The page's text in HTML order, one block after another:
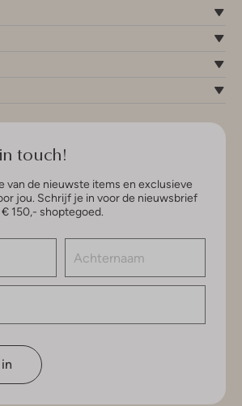
touch!
van de nieuwste items en exclusieve
jou. Schrijf je in voor de nieuwsbrief
150,- shoptegoed.